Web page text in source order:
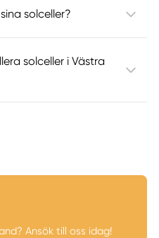
solceller?
solceller i Västra
Ansök till oss idag!